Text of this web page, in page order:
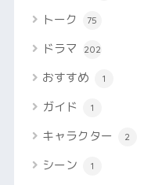
トーク 75
ドラマ 202
おすすめ 1
ガイド 1
キャラクター 2
シーン 1